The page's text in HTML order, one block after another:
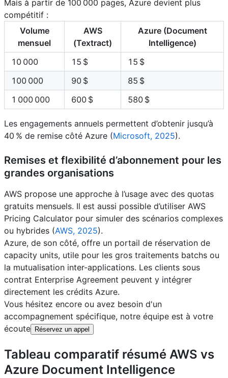
Mais à partir de 100 000 pages, Azure devient plus
compétitif :
Volume
mensuel
AWS
(Textract)
Azure (Document
Intelligence)
10 000
15 $
15 $
100 000
90 $
85 $
1 000 000
600 $ 580 $
Les engagements annuels permettent d’obtenir jusqu’à
40 % de remise côté Azure (Microsoft, 2025).
Remises et flexibilité d’abonnement pour les
grandes organisations
AWS propose une approche à l’usage avec des quotas
gratuits mensuels. Il est aussi possible d’utiliser AWS
Pricing Calculator pour simuler des scénarios complexes
ou hybrides (AWS, 2025).
Azure, de son côté, offre un portail de réservation de
capacity units, utile pour les gros traitements batchs ou
la mutualisation inter-applications. Les clients sous
contrat Enterprise Agreement peuvent y intégrer
directement les crédits Azure.
Vous hésitez encore ou avez besoin d'un
accompagnement spécifique, notre équipe est à votre
écoute
Réservez un appel
Tableau comparatif résumé AWS vs
Azure Document Intelligence